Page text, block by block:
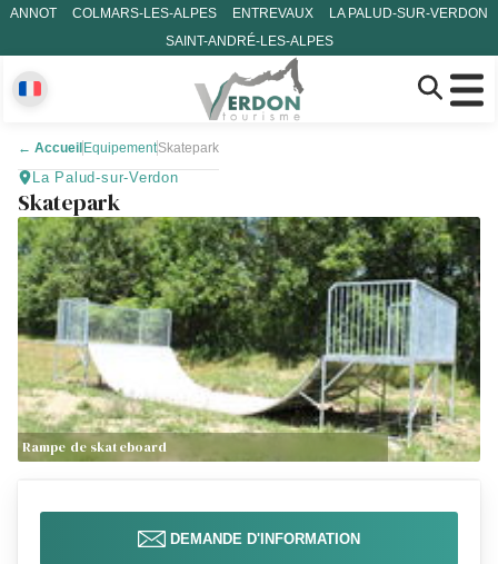
ANNOT COLMARS-LES-ALPES ENTREVAUX
LA PALUD-SUR-VERDON
SAINT-ANDRÉ-LES-ALPES
← Accueil EquipementSkatepark
La Palud-sur-Verdon
Skatepark
Rampe de skateboard
DEMANDE D'INFORMATION